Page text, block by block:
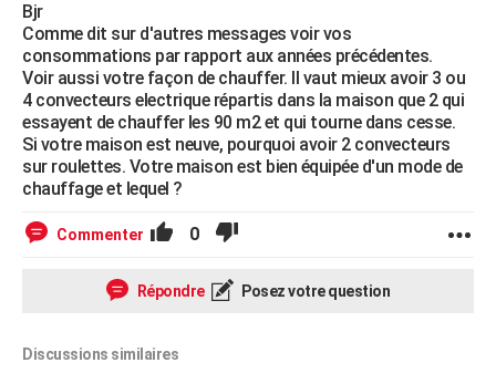
Bjr
Comme dit sur d'autres messages voir vos
consommations par rapport aux années précédentes.
Voir aussi votre façon de chauffer. Il vaut mieux avoir 3 ou
4 convecteurs electrique répartis dans la maison que 2 qui
essayent de chauffer les 90 m2 et qui tourne dans cesse.
Si votre maison est neuve, pourquoi avoir 2 convecteurs
sur roulettes. Votre maison est bien équipée d'un mode de
chauffage et lequel ?
Commenter 0
Répondre Posez votre question
Discussions similaires